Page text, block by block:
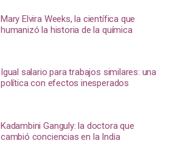
Mary Elvira Weeks, la científica que
humanizó la historia de la química
Igual salario para trabajos similares: una
política con efectos inesperados
Kadambini Ganguly: la doctora que
cambió conciencias en la India